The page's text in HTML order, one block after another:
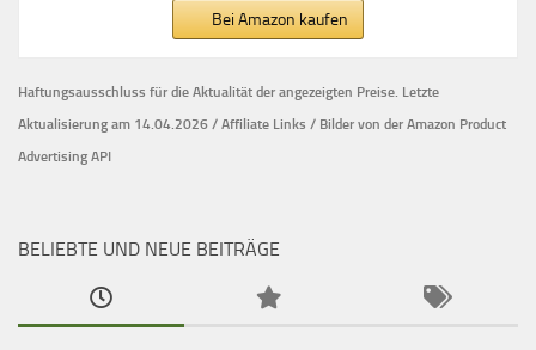
Bei Amazon kaufen
Haftungsausschluss für die Aktualität der angezeigten Preise. Letzte
Aktualisierung am 14.04.2026 / Affiliate Links / Bilder von der Amazon Product
Advertising API
BELIEBTE UND NEUE BEITRÄGE